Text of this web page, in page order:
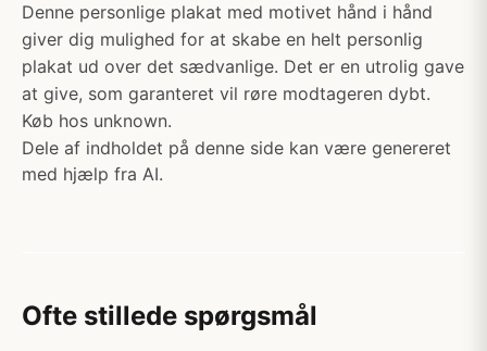
Denne personlige plakat med motivet hånd i hånd
giver dig mulighed for at skabe en helt personlig
plakat ud over det sædvanlige. Det er en utrolig gave
at give, som garanteret vil røre modtageren dybt.
Køb hos unknown.
Dele af indholdet på denne side kan være genereret
med hjælp fra AI.
Ofte stillede spørgsmål